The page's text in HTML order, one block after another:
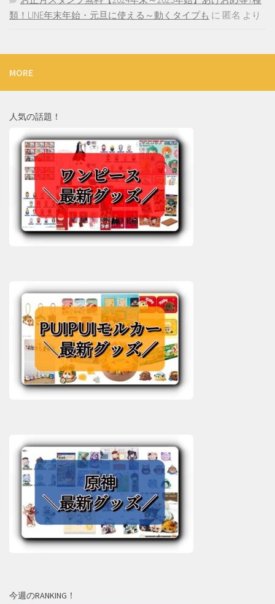
類！LINE年末年始・元旦に使える～動くタイプも に 匿名 より
MORE
人気の話題！
今週のRANKING！